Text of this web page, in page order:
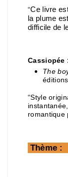
“Ce livre
la plume
difficile de
Cassiopée
The
“Style
romantique
Thème :